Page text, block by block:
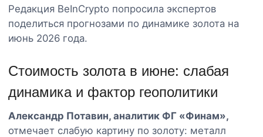
Редакция BeInCrypto попросила экспертов
поделиться прогнозами по динамике золота на
июнь 2026 года.
Стоимость золота в июне: слабая
динамика и фактор геополитики
Александр Потавин, аналитик ФГ «Финам»,
отмечает слабую картину по золоту: металл